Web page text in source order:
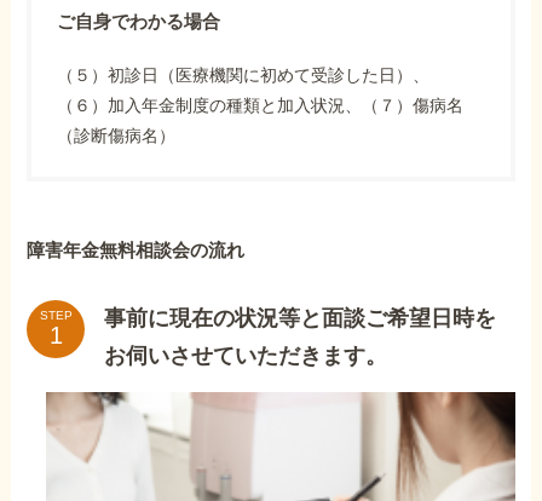
ご自身でわかる場合
（５）初診日（医療機関に初めて受診した日）、
（６）加入年金制度の種類と加入状況、（７）傷病名
（診断傷病名）
障害年金無料相談会の流れ
STEP
事前に現在の状況等と面談ご希望日時を
お伺いさせていただきます。